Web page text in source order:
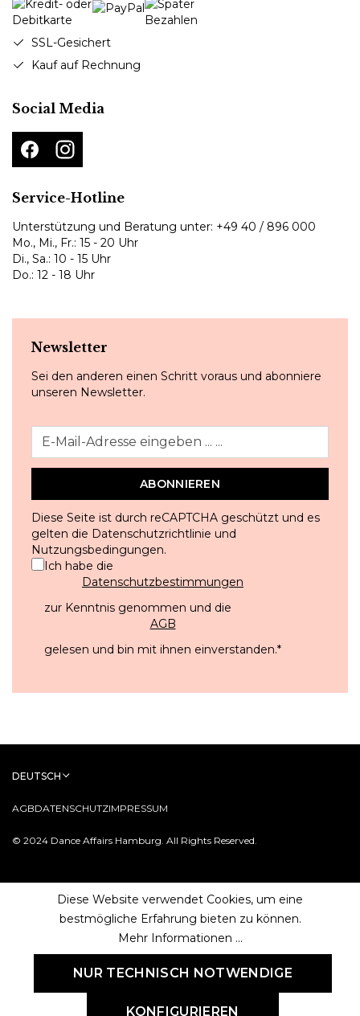
SSL-Gesichert
Kauf auf Rechnung
Social Media
Service-Hotline
Unterstützung und Beratung unter: +49 40 / 896 000
Mo., Mi., Fr.: 15 - 20 Uhr
Di., Sa.: 10 - 15 Uhr
Do.: 12 - 18 Uhr
Newsletter
Sei den anderen einen Schritt voraus und abonniere
unseren Newsletter.
ABONNIEREN
Diese Seite ist durch reCAPTCHA geschützt und es
gelten die Datenschutzrichtlinie und
Nutzungsbedingungen.
Ich habe die
Datenschutzbestimmungen
zur Kenntnis genommen und die
AGB
gelesen und bin mit ihnen einverstanden.*
© 2024 Dance Affairs Hamburg. All Rights Reserved.
AGBDATENSCHUTZIMPRESSUM
DEUTSCH
Diese Website verwendet Cookies, um eine
bestmögliche Erfahrung bieten zu können.
Mehr Informationen ...
NUR TECHNISCH NOTWENDIGE
KONFIGURIEREN